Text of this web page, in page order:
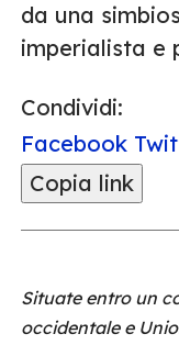
da una
imperialista e
Condividi:
Facebook
Copia link
Situate entro un
occidentale e